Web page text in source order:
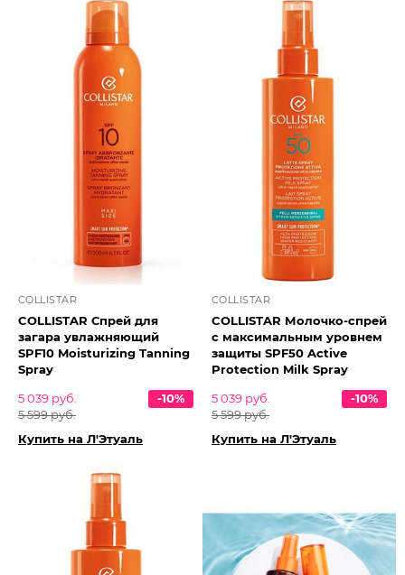
COLLISTAR
COLLISTAR Спрей для
загара увлажняющий
SPF10 Moisturizing Tanning
Spray
5 039 руб.
5 599 руб.
-10%
Купить на Л'Этуаль
COLLISTAR
COLLISTAR Молочко-спрей
с максимальным уровнем
защиты SPF50 Active
Protection Milk Spray
5 039 руб.
5 599 руб.
-10%
Купить на Л'Этуаль